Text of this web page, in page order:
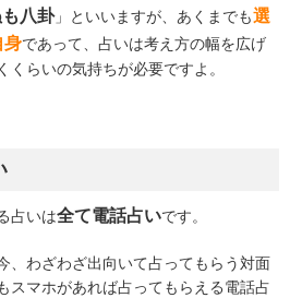
八卦」といいますが、あくまでも選
身であって、占いは考え方の幅を広げ
くらいの気持ちが必要ですよ。
占いは全て電話占いです。
、わざわざ出向いて占ってもらう対面
スマホがあれば占ってもらえる電話占